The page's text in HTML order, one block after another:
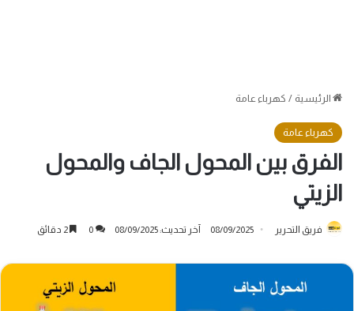
الرئيسية / كهرباء عامة
كهرباء عامة
الفرق بين المحول الجاف والمحول
الزيتي
فريق التحرير 08/09/2025 آخر تحديث: 08/09/2025 0